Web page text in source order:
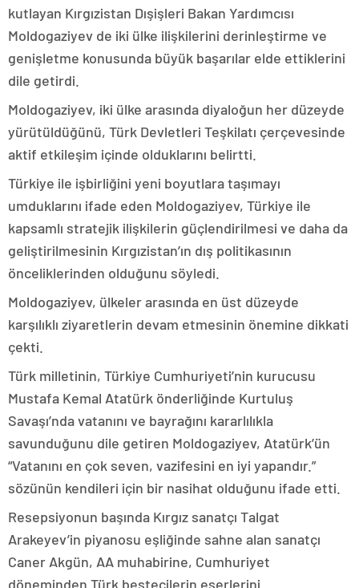
kutlayan Kırgızistan Dışişleri Bakan Yardımcısı
Moldogaziyev de iki ülke ilişkilerini derinleştirme ve
genişletme konusunda büyük başarılar elde ettiklerini
dile getirdi.
Moldogaziyev, iki ülke arasında diyaloğun her düzeyde
yürütüldüğünü, Türk Devletleri Teşkilatı çerçevesinde
aktif etkileşim içinde olduklarını belirtti.
Türkiye ile işbirliğini yeni boyutlara taşımayı
umduklarını ifade eden Moldogaziyev, Türkiye ile
kapsamlı stratejik ilişkilerin güçlendirilmesi ve daha da
geliştirilmesinin Kırgızistan’ın dış politikasının
önceliklerinden olduğunu söyledi.
Moldogaziyev, ülkeler arasında en üst düzeyde
karşılıklı ziyaretlerin devam etmesinin önemine dikkati
çekti.
Türk milletinin, Türkiye Cumhuriyeti’nin kurucusu
Mustafa Kemal Atatürk önderliğinde Kurtuluş
Savaşı’nda vatanını ve bayrağını kararlılıkla
savunduğunu dile getiren Moldogaziyev, Atatürk’ün
“Vatanını en çok seven, vazifesini en iyi yapandır.”
sözünün kendileri için bir nasihat olduğunu ifade etti.
Resepsiyonun başında Kırgız sanatçı Talgat
Arakeyev’in piyanosu eşliğinde sahne alan sanatçı
Caner Akgün, AA muhabirine, Cumhuriyet
döneminden Türk bestecilerin eserlerini